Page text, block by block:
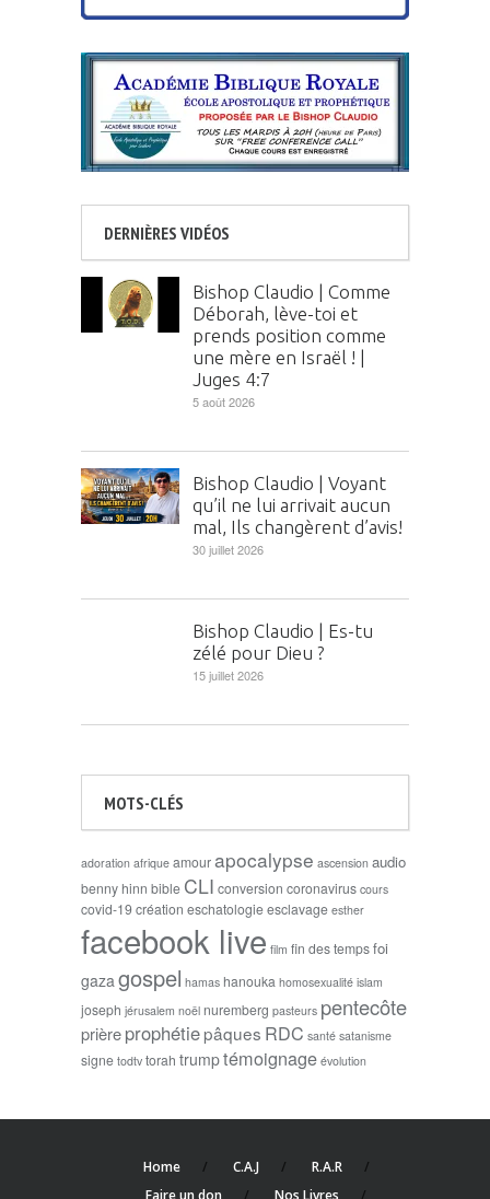
DERNIÈRES VIDÉOS
Bishop Claudio | Comme
Déborah, lève-toi et
prends position comme
une mère en Israël ! |
Juges 4:7
5 août 2026
Bishop Claudio | Voyant
qu’il ne lui arrivait aucun
mal, Ils changèrent d’avis!
30 juillet 2026
Bishop Claudio | Es-tu
zélé pour Dieu ?
15 juillet 2026
MOTS-CLÉS
adoration afrique amourapocalypse ascension audio
benny hinn bible CLI conversion coronavirus cours
covid-19création eschatologieesclavage esther
facebook live film fin des tempsfoi
gazagospel hamas hanouka homosexualité islam
joseph jérusalem noël nuremberg pasteurs pentecôte
prièreprophétiepâques RDC santé satanisme
signe todtv torah trumptémoignage évolution
Home C.A.J
R.A.R
Faire un don
Nos Livres